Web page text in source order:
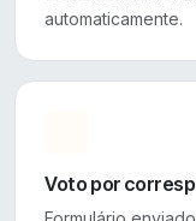
automaticamente.
Voto por